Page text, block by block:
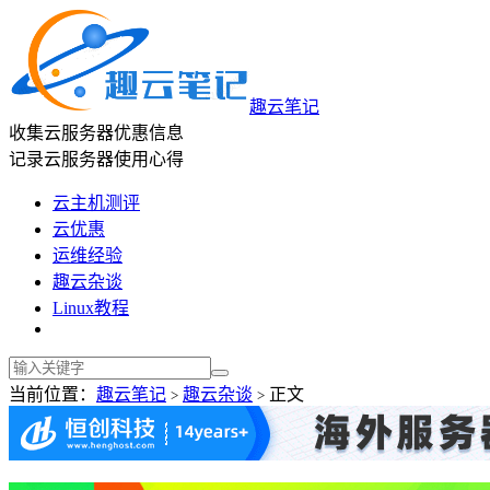
趣云笔记
收集云服务器优惠信息
记录云服务器使用心得
云主机测评
云优惠
运维经验
趣云杂谈
Linux教程
当前位置： 趣云笔记 > 趣云杂谈 > 正文